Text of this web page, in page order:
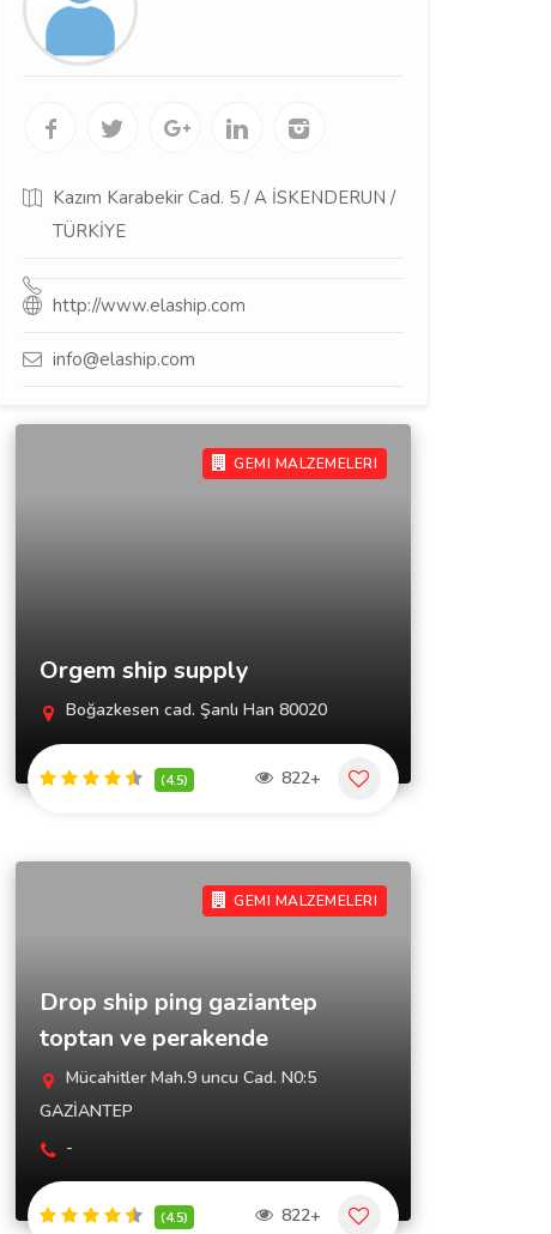
Kazım Karabekir Cad. 5 / A İSKENDERUN /
TÜRKİYE
http://www.elaship.com
info@elaship.com
GEMI MALZEMELERI
Orgem ship supply
Boğazkesen cad. Şanlı Han 80020
(4.5) 822+
GEMI MALZEMELERI
Drop ship ping gaziantep
toptan ve perakende
Mücahitler Mah.9 uncu Cad. N0:5
GAZİANTEP
-
(4.5) 822+